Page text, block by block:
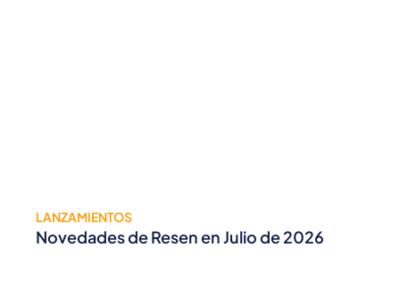
LANZAMIENTOS
Novedades de Resen en Julio de 2026